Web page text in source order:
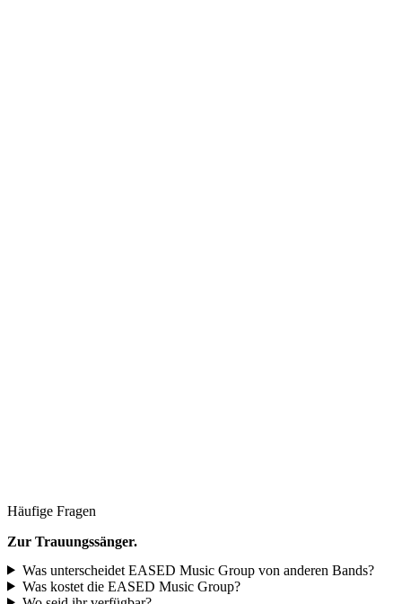
Häufige Fragen
Zur Trauungssänger.
Was unterscheidet EASED Music Group von anderen Bands?
Was kostet die EASED Music Group?